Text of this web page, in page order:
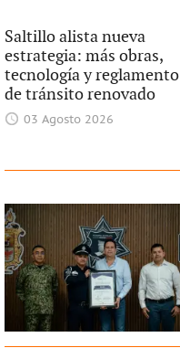
Saltillo alista nueva
estrategia: más obras,
tecnología y reglamento
de tránsito renovado
03 Agosto 2026